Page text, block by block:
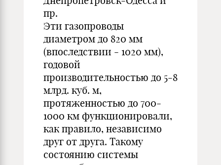
пр.
Эти газопроводы
диаметром до 820 мм
(впоследствии - 1020 мм),
годовой
производительностью до 5-8
млрд. куб. м,
протяженностью до 700-
1000 км функционировали,
как правило, независимо
друг от друга. Такому
состоянию системы